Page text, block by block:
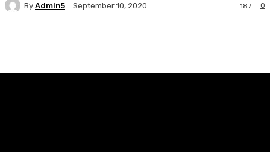
By Admin5 September 10, 2020 0
187